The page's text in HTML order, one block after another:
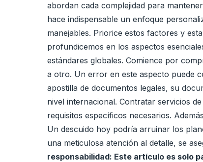
abordan cada complejidad para
hace indispensable un enfoque
manejables. Priorice estos factores y
profundicemos en los aspectos
estándares globales. Comience por
a otro. Un error en este aspecto puede
apostilla de documentos legales, su
nivel internacional. Contratar servicios
requisitos específicos necesarios.
Un descuido hoy podría arruinar los
una meticulosa atención al detalle, se
responsabilidad: Este artículo es solo